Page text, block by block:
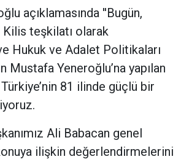
açıklamasında ''Bugün,
Kilis teşkilatı olarak
Hukuk ve Adalet Politikaları
Mustafa Yeneroğlu’na yapılan
81 ilinde güçlü bir
Ali Babacan genel
ilişkin değerlendirmelerini